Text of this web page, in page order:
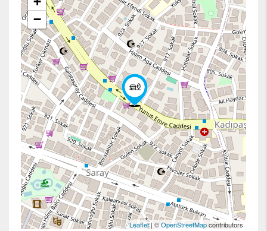
−
Leaflet| ©OpenStreetMapcontributors